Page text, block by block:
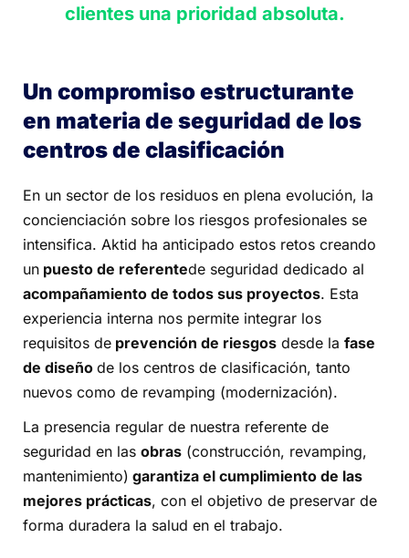
clientes una prioridad absoluta.
Un compromiso estructurante
en materia de seguridad de los
centros de clasificación
En un sector de los residuos en plena evolución, la
concienciación sobre los riesgos profesionales se
intensifica. Aktid ha anticipado estos retos creando
un puesto de referentede seguridad dedicado al
acompañamiento de todos sus proyectos. Esta
experiencia interna nos permite integrar los
requisitos de prevención de riesgos desde la fase
de diseño de los centros de clasificación, tanto
nuevos como de revamping (modernización).
La presencia regular de nuestra referente de
seguridad en las obras (construcción, revamping,
mantenimiento) garantiza el cumplimiento de las
mejores prácticas, con el objetivo de preservar de
forma duradera la salud en el trabajo.